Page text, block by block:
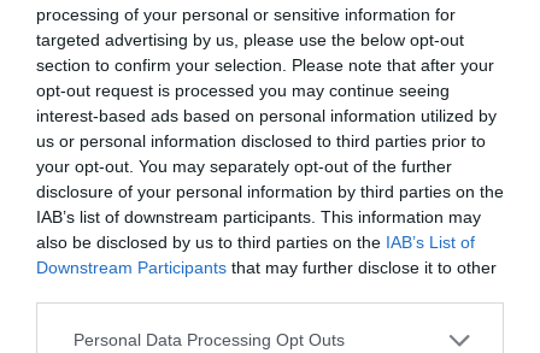
processing of your personal or sensitive information for
targeted advertising by us, please use the below opt-out
section to confirm your selection. Please note that after your
opt-out request is processed you may continue seeing
interest-based ads based on personal information utilized by
us or personal information disclosed to third parties prior to
your opt-out. You may separately opt-out of the further
disclosure of your personal information by third parties on the
IAB’s list of downstream participants. This information may
also be disclosed by us to third parties on the IAB’s List of
Downstream Participants that may further disclose it to other
Please note that this website/app uses one or more Google
Personal Data Processing Opt Outs
07.08.2026 | 18:02
«Κεραυνοί» της ρωσικής Βοστόκ κατέκαψαν
εξοπλισμό των ΗΠΑ με Ουκρανούς και
Αμερικανούς μισθοφόρους – Δείτε βίντεο